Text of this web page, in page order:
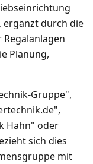
ergänzt durch die
Planung,
Gruppe",
Hahn" oder
sich dies
mit